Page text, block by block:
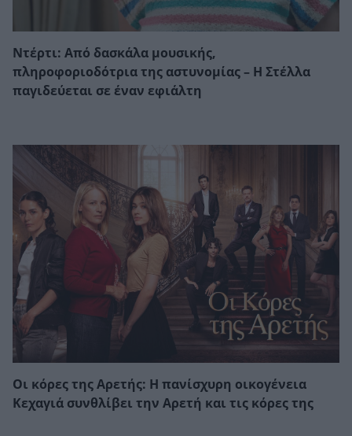
Ντέρτι: Από δασκάλα μουσικής,
πληροφοριοδότρια της αστυνομίας – Η Στέλλα
παγιδεύεται σε έναν εφιάλτη
Οι κόρες της Αρετής: Η πανίσχυρη οικογένεια
Κεχαγιά συνθλίβει την Αρετή και τις κόρες της